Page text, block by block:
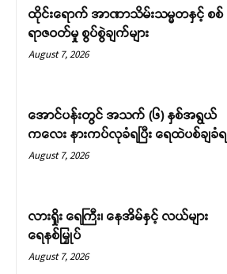
ထိုင်းရောက် အာဏာသိမ်းသမ္မတနှင့် စစ်
ရာဇဝတ်မှု စွပ်စွဲချက်များ
August 7, 2026
အောင်ပန်းတွင် အသက် (၆) နှစ်အရွယ်
ကလေး နားကပ်လုခံရပြီး ရေထဲပစ်ချခံရ
August 7, 2026
လားရှိုး ရေကြီး၊ နေအိမ်နှင့် လယ်များ
ရေနစ်မြှုပ်
August 7, 2026